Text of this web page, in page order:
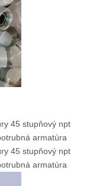
45 stupňový npt
armatúra
45 stupňový npt
armatúra